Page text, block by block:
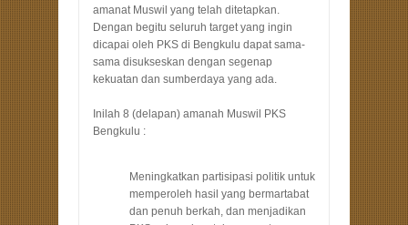
amanat Muswil yang telah ditetapkan.
Dengan begitu seluruh target yang ingin
dicapai oleh PKS di Bengkulu dapat sama-
sama disukseskan dengan segenap
kekuatan dan sumberdaya yang ada.
Inilah 8 (delapan) amanah Muswil PKS
Bengkulu :
Meningkatkan partisipasi politik untuk
memperoleh hasil yang bermartabat
dan penuh berkah, dan menjadikan